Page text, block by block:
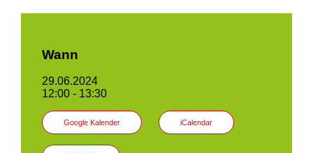
Wann
29.06.2024
12:00 - 13:30
Google Kalender iCalendar